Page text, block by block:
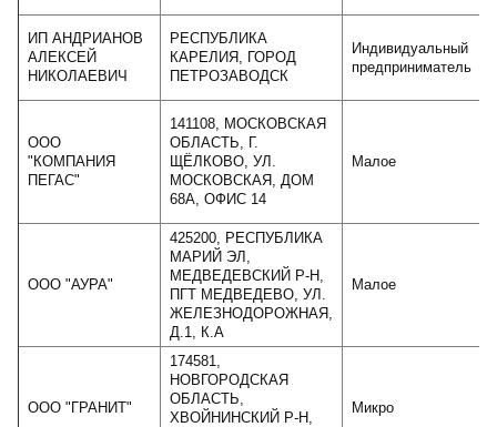
ИП АНДРИАНОВ
АЛЕКСЕЙ
НИКОЛАЕВИЧ
РЕСПУБЛИКА
КАРЕЛИЯ, ГОРОД
ПЕТРОЗАВОДСК
Индивидуальный
предприниматель
ООО
"КОМПАНИЯ
ПЕГАС"
141108, МОСКОВСКАЯ
ОБЛАСТЬ, Г.
ЩЁЛКОВО, УЛ.
МОСКОВСКАЯ, ДОМ
68А, ОФИС 14
Малое
ООО "АУРА"
425200, РЕСПУБЛИКА
МАРИЙ ЭЛ,
МЕДВЕДЕВСКИЙ Р-Н,
ПГТ МЕДВЕДЕВО, УЛ.
ЖЕЛЕЗНОДОРОЖНАЯ,
Д.1, К.А
Малое
ООО "ГРАНИТ"
174581,
НОВГОРОДСКАЯ
ОБЛАСТЬ,
ХВОЙНИНСКИЙ Р-Н,
Микро